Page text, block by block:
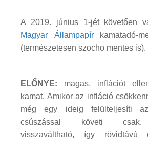
A 2019. június 1-jét követően
Magyar Állampapírkamatadó-
(természetesen szocho mentes is).
ELŐNYE: magas, inflációt
kamat. Amikor az infláció
még egy ideig felülteljesíti
csúszással követi csak.
visszaváltható, így rövidtávú